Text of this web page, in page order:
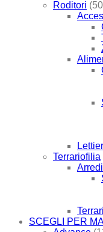
Roditori
Terrariofilia
Terrari
SCEGLI PER